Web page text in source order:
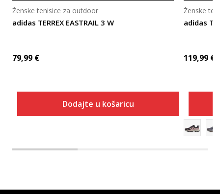
adidas TERREX EASTRAIL 3 W
Ženske tenisice za outdoor
79,99 €
Dodajte u košaricu
adidas
Ženske
119,99 €